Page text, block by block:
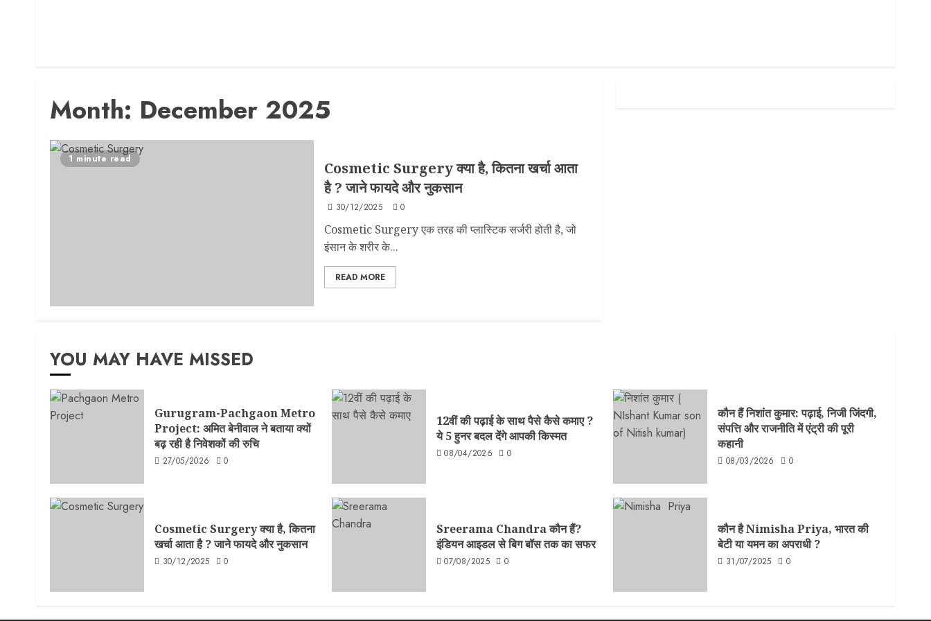
Month: December 2025
1 minute read
Cosmetic Surgery क्या है, कितना खर्चा आता
है ? जाने फायदे और नुकसान
30/12/2025 0
Cosmetic Surgery एक तरह की प्लास्टिक सर्जरी होती है, जो
इंसान के शरीर के...
READ MORE
YOU MAY HAVE MISSED
Gurugram-Pachgaon Metro
Project: अमित बेनीवाल ने बताया क्यों
बढ़ रही है निवेशकों की रुचि
27/05/2026 0
12वीं की पढ़ाई के साथ पैसे कैसे कमाए ?
ये 5 हुनर बदल देंगे आपकी किस्मत
08/04/2026 0
कौन हैं निशांत कुमार: पढ़ाई, निजी जिंदगी,
संपत्ति और राजनीति में एंट्री की पूरी
कहानी
08/03/2026 0
Cosmetic Surgery क्या है, कितना
खर्चा आता है ? जाने फायदे और नुकसान
30/12/2025 0
Sreerama Chandra कौन हैं?
इंडियन आइडल से बिग बॉस तक का सफर
07/08/2025 0
कौन है Nimisha Priya, भारत की
बेटी या यमन का अपराधी ?
31/07/2025 0